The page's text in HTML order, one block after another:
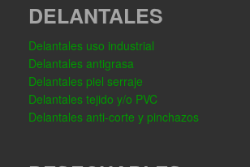
DELANTALES
Delantales uso industrial
Delantales antigrasa
Delantales piel serraje
Delantales tejido y/o PVC
Delantales anti-corte y pinchazos